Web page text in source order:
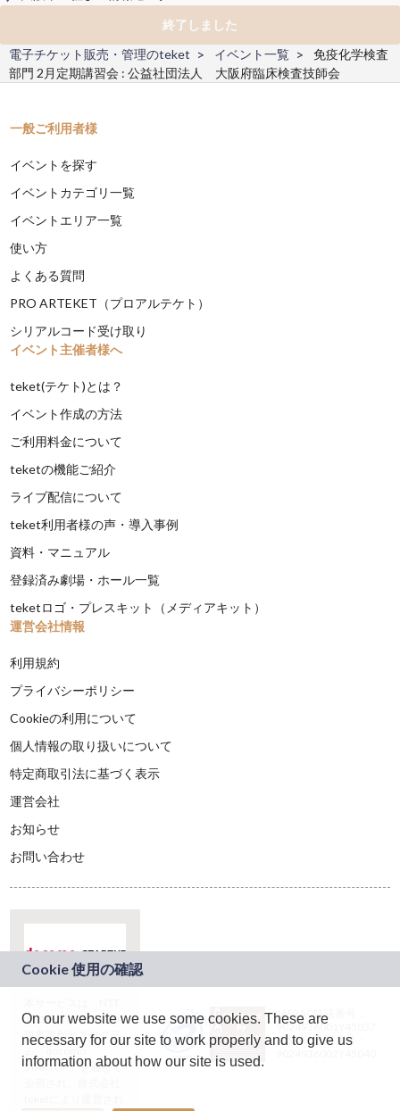
終了しました
On our website we use some cookies. These are
necessary for our site to work properly and to give us
information about how our site is used.
電子チケット販売・管理のteket イベント一覧
免疫化学検査
部門 2月定期講習会 : 公益社団法人 大阪府臨床検査技師会
一般ご利用者様
イベントを探す
イベントカテゴリ一覧
イベントエリア一覧
使い方
よくある質問
PRO ARTEKET（プロアルテケト）
シリアルコード受け取り
イベント主催者様へ
teket(テケト)とは？
イベント作成の方法
ご利用料金について
teketの機能ご紹介
ライブ配信について
teket利用者様の声・導入事例
資料・マニュアル
登録済み劇場・ホール一覧
teketロゴ・プレスキット（メディアキット）
運営会社情報
利用規約
プライバシーポリシー
Cookieの利用について
個人情報の取り扱いについて
特定商取引法に基づく表示
運営会社
お知らせ
お問い合わせ
ドコモグループの新
規事業創出プログラ
ム「docomo
STARTUP」を通じて
JASRAC許諾番号：
9024936001Y45037
JASRAC許諾番号：